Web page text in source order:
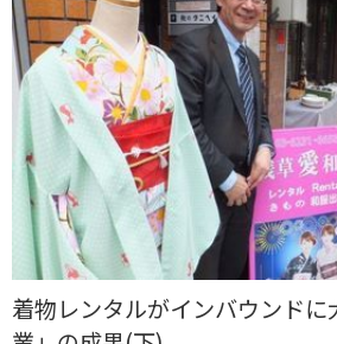
着物レンタルがインバウンド